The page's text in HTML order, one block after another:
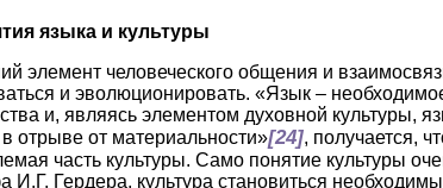
языка и культуры
элемент человеческого общения и
и эволюционировать. «Язык –
и, являясь элементом духовной культуры,
отрыве от материальности»[24], получается,
часть культуры. Само понятие культуры
И.Г. Гердера, культура становиться